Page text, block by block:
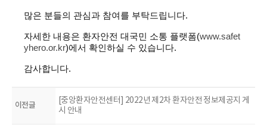
많은 분들의 관심과 참여를 부탁드립니다.
자세한 내용은 환자안전 대국민 소통 플랫폼(www.safet
yhero.or.kr)에서 확인하실 수 있습니다.
감사합니다.
이전글
[중앙환자안전센터] 2022년 제2차 환자안전 정보제공지 게
시 안내